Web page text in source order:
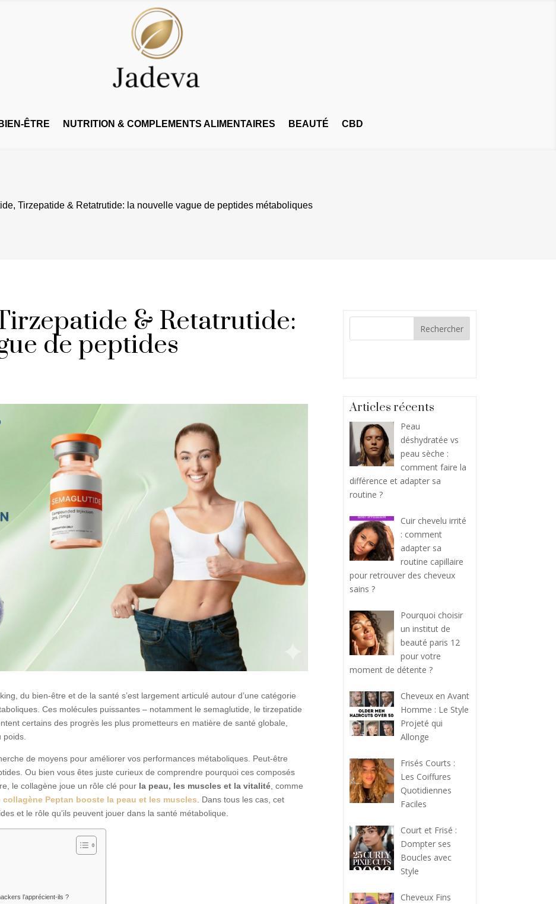
BIEN-ÊTRE NUTRITION & COMPLEMENTS ALIMENTAIRES BEAUTÉ CBD
Tirzepatide & Retatrutide: la nouvelle vague de peptides métaboliques
& Retatrutide:
de peptides
du bien-être et de la santé s’est largement articulé autour d’une catégorie
Ces molécules puissantes – notamment le semaglutide, le tirzepatide
certains des progrès les plus prometteurs en matière de santé globale,
de moyens pour améliorer vos performances métaboliques. Peut-être
Ou bien vous êtes juste curieux de comprendre pourquoi ces composés
le collagène joue un rôle clé pour la peau, les muscles et la vitalité , comme
Peptan booste la peau et les muscles . Dans tous les cas, cet
et le rôle qu’ils peuvent jouer dans la santé métabolique.
l’apprécient-ils ?
Articles récents
Peau
déshydratée vs
peau sèche :
comment faire la
différence et adapter sa
routine ?
Cuir chevelu irrité
: comment
adapter sa
routine capillaire
pour retrouver des cheveux
sains ?
Pourquoi choisir
un institut de
beauté paris 12
pour votre
moment de détente ?
Cheveux en Avant
Homme : Le Style
Projeté qui
Allonge
Frisés Courts :
Les Coiffures
Quotidiennes
Faciles
Court et Frisé :
Dompter ses
Boucles avec
Style
Cheveux Fins